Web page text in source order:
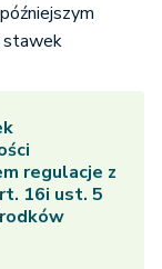
stawek
regulacje z
16i ust. 5